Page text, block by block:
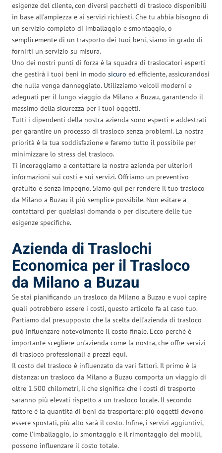
esigenze del cliente, con diversi pacchetti di trasloco disponibili
in base all’ampiezza e ai servizi richiesti. Che tu abbia bisogno di
un servizio completo di imballaggio e smontaggio, o
semplicemente di un trasporto dei tuoi beni, siamo in grado di
fornirti un servizio su misura.
Uno dei nostri punti di forza è la squadra di traslocatori esperti
che gestirà i tuoi beni in modo sicuro ed efficiente, assicurandosi
che nulla venga danneggiato. Utilizziamo veicoli moderni e
adeguati per il lungo viaggio da Milano a Buzau, garantendo il
massimo della sicurezza per i tuoi oggetti.
Tutti i dipendenti della nostra azienda sono esperti e addestrati
per garantire un processo di trasloco senza problemi. La nostra
priorità è la tua soddisfazione e faremo tutto il possibile per
minimizzare lo stress del trasloco.
Ti incoraggiamo a contattare la nostra azienda per ulteriori
informazioni sui costi e sui servizi. Offriamo un preventivo
gratuito e senza impegno. Siamo qui per rendere il tuo trasloco
da Milano a Buzau il più semplice possibile. Non esitare a
contattarci per qualsiasi domanda o per discutere delle tue
esigenze specifiche.
Azienda di Traslochi
Economica per il Trasloco
da Milano a Buzau
Se stai pianificando un trasloco da Milano a Buzau e vuoi capire
quali potrebbero essere i costi, questo articolo fa al caso tuo.
Partiamo dal presupposto che la scelta dell’azienda di trasloco
può influenzare notevolmente il costo finale. Ecco perché è
importante scegliere un’azienda come la nostra, che offre servizi
di trasloco professionali a prezzi equi.
Il costo del trasloco è influenzato da vari fattori. Il primo è la
distanza: un trasloco da Milano a Buzau comporta un viaggio di
oltre 1.500 chilometri, il che significa che i costi di trasporto
saranno più elevati rispetto a un trasloco locale. Il secondo
fattore è la quantità di beni da trasportare: più oggetti devono
essere spostati, più alto sarà il costo. Infine, i servizi aggiuntivi,
come l’imballaggio, lo smontaggio e il rimontaggio dei mobili,
possono influenzare il costo totale.